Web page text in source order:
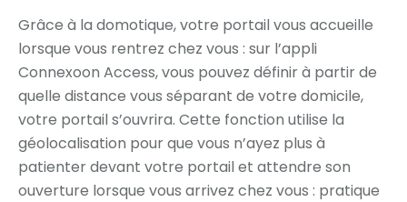
Grâce à la domotique, votre portail vous accueille
lorsque vous rentrez chez vous : sur l’appli
Connexoon Access, vous pouvez définir à partir de
quelle distance vous séparant de votre domicile,
votre portail s’ouvrira. Cette fonction utilise la
géolocalisation pour que vous n’ayez plus à
patienter devant votre portail et attendre son
ouverture lorsque vous arrivez chez vous : pratique